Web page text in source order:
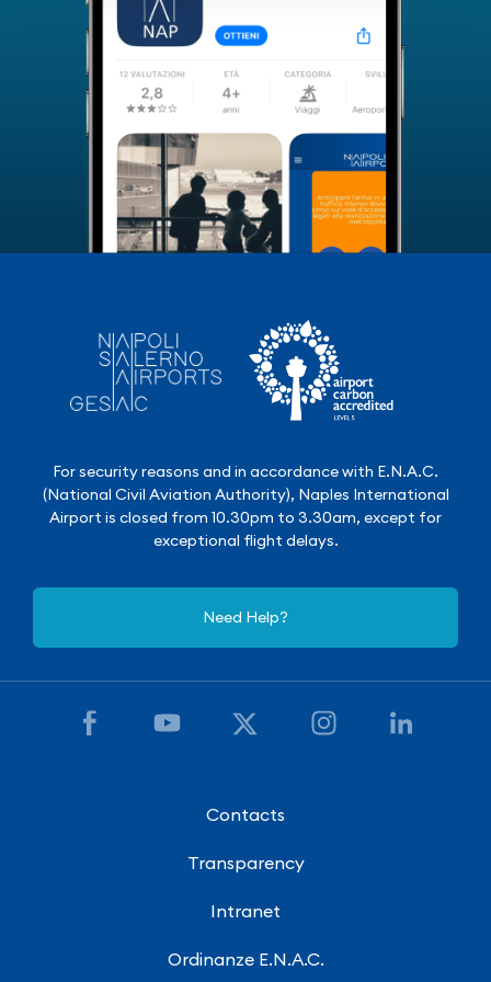
For security reasons and in accordance with E.N.A.C.
(National Civil Aviation Authority), Naples International
Airport is closed from 10.30pm to 3.30am, except for
exceptional flight delays.
Need Help?
Contacts
Transparency
Intranet
Ordinanze E.N.A.C.